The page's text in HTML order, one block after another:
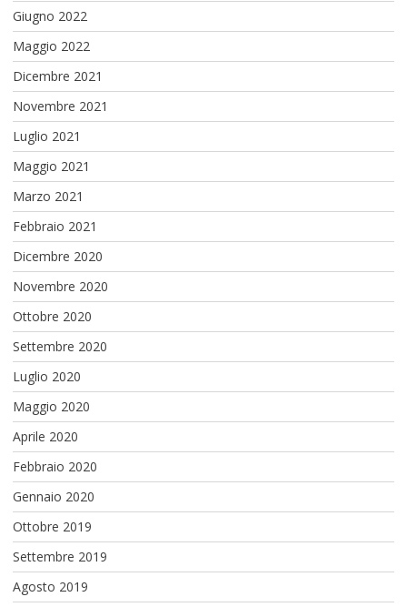
Giugno 2022
Maggio 2022
Dicembre 2021
Novembre 2021
Luglio 2021
Maggio 2021
Marzo 2021
Febbraio 2021
Dicembre 2020
Novembre 2020
Ottobre 2020
Settembre 2020
Luglio 2020
Maggio 2020
Aprile 2020
Febbraio 2020
Gennaio 2020
Ottobre 2019
Settembre 2019
Agosto 2019